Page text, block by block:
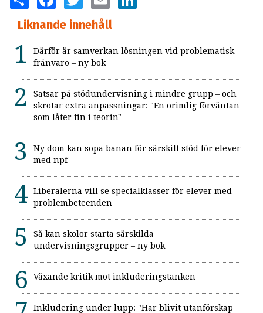
Liknande innehåll
Därför är samverkan lösningen vid problematisk
frånvaro – ny bok
Satsar på stödundervisning i mindre grupp – och
skrotar extra anpassningar: "En orimlig förväntan
som låter fin i teorin"
Ny dom kan sopa banan för särskilt stöd för elever
med npf
Liberalerna vill se specialklasser för elever med
problembeteenden
Så kan skolor starta särskilda
undervisningsgrupper – ny bok
Växande kritik mot inkluderingstanken
Inkludering under lupp: "Har blivit utanförskap